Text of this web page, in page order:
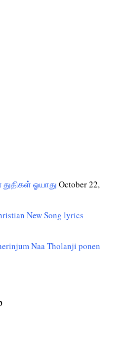
துதிகள் ஓயாது October 22,
New Song lyrics
Naa Tholanji ponen